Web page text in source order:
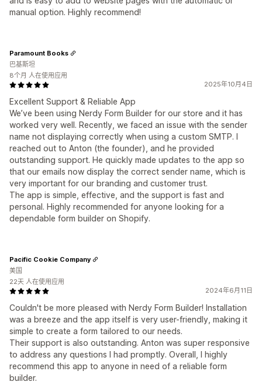
manual option. Highly recommend!
2025年10月4日
Excellent Support & Reliable App
We’ve been using Nerdy Form Builder for our store and it has
worked very well. Recently, we faced an issue with the sender
name not displaying correctly when using a custom SMTP. I
reached out to Anton (the founder), and he provided
outstanding support. He quickly made updates to the app so
that our emails now display the correct sender name, which is
very important for our branding and customer trust.
The app is simple, effective, and the support is fast and
personal. Highly recommended for anyone looking for a
dependable form builder on Shopify.
Paramount Books
巴基斯坦
8个月 人在使用应用
2024年6月11日
Couldn't be more pleased with Nerdy Form Builder! Installation
was a breeze and the app itself is very user-friendly, making it
simple to create a form tailored to our needs.
Their support is also outstanding. Anton was super responsive
to address any questions I had promptly. Overall, I highly
recommend this app to anyone in need of a reliable form
builder.
Pacific Cookie Company
美国
22天 人在使用应用